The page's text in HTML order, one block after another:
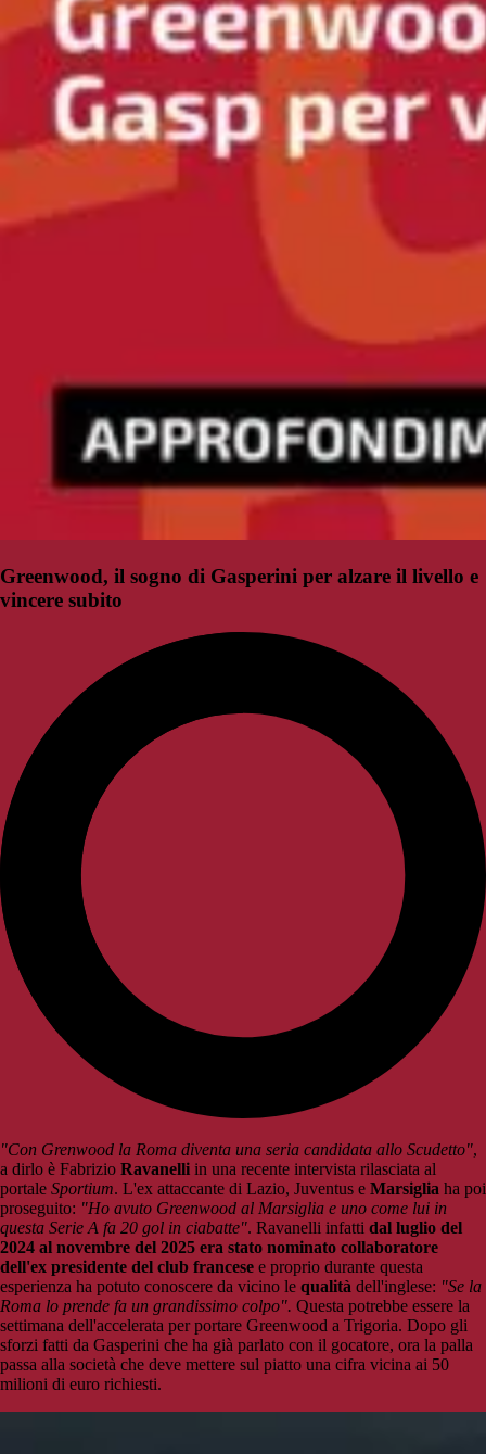
Greenwood, il sogno di Gasperini per alzare il livello e
vincere subito
"Con Grenwood la Roma diventa una seria candidata allo Scudetto",
a dirlo è Fabrizio Ravanelli in una recente intervista rilasciata al
portale Sportium. L'ex attaccante di Lazio, Juventus e Marsiglia ha poi
proseguito: "Ho avuto Greenwood al Marsiglia e uno come lui in
questa Serie A fa 20 gol in ciabatte". Ravanelli infatti dal luglio del
2024 al novembre del 2025 era stato nominato collaboratore
dell'ex presidente del club francese e proprio durante questa
esperienza ha potuto conoscere da vicino le qualità dell'inglese: "Se la
Roma lo prende fa un grandissimo colpo". Questa potrebbe essere la
settimana dell'accelerata per portare Greenwood a Trigoria. Dopo gli
sforzi fatti da Gasperini che ha già parlato con il gocatore, ora la palla
passa alla società che deve mettere sul piatto una cifra vicina ai 50
milioni di euro richiesti.